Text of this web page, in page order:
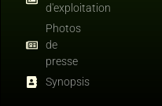
d'exploitation
Photos
de
presse
Synopsis